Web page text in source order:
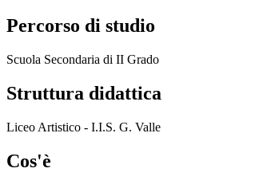
Percorso di studio
Scuola Secondaria di II Grado
Struttura didattica
Liceo Artistico - I.I.S. G. Valle
Cos'è